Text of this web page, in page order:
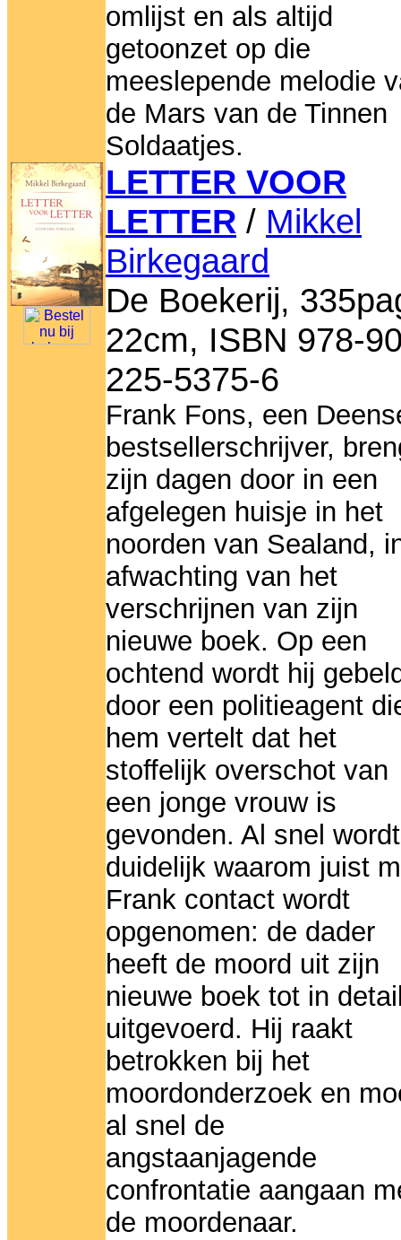
omlijst en als altijd
getoonzet op die
meeslepende melodie
de Mars van de Tinnen
Soldaatjes.
LETTER VOOR
LETTER / Mikkel
Birkegaard
De Boekerij,
22cm, ISBN 978-
225-5375-6
Frank Fons, een
bestsellerschrijver,
zijn dagen door in een
afgelegen huisje in het
noorden van Sealand,
afwachting van het
verschrijnen van zijn
nieuwe boek. Op een
ochtend wordt hij
door een politieagent
hem vertelt dat het
stoffelijk overschot van
een jonge vrouw is
gevonden. Al snel wordt
duidelijk waarom juist
Frank contact wordt
opgenomen: de dader
heeft de moord uit zijn
nieuwe boek tot in
uitgevoerd. Hij raakt
betrokken bij het
moordonderzoek en
al snel de
angstaanjagende
confrontatie aangaan
de moordenaar.